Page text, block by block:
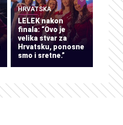
HRVATSKA
LELEK nakon
finala: “Ovo je
velika stvar za
Hrvatsku, ponosne
smo i sretne.”